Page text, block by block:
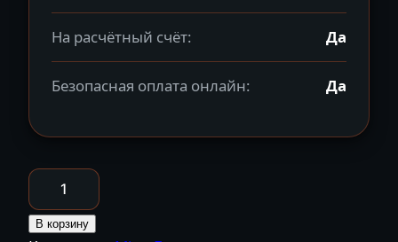
На расчётный счёт: Да
Безопасная оплата онлайн: Да
Количество
товара
Багги
В корзину